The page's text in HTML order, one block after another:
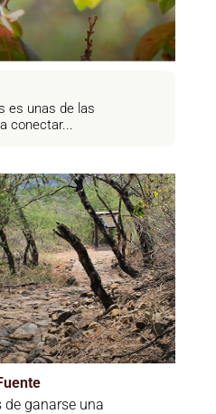
es unas de las
conectar...
de ganarse una